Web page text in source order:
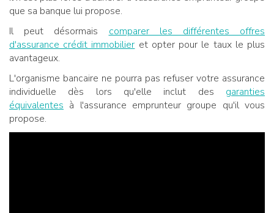
que sa banque lui propose.
Il peut désormais comparer les différentes offres
d'assurance crédit immobilier et opter pour le taux le plus
avantageux.
L'organisme bancaire ne pourra pas refuser votre assurance
individuelle dès lors qu'elle inclut des garanties
équivalentes à l'assurance emprunteur groupe qu'il vous
propose.